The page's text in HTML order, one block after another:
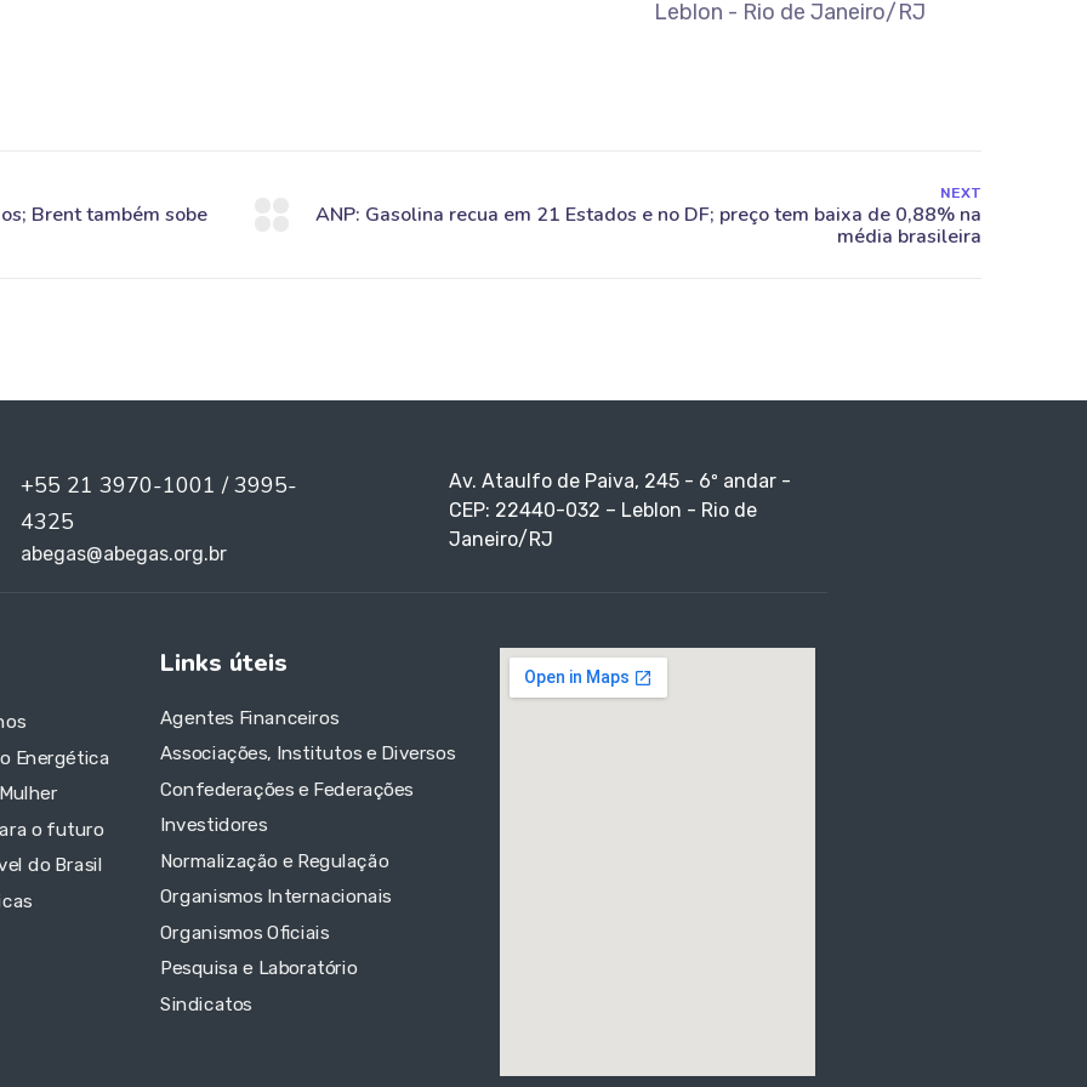
Leblon - Rio de Janeiro/RJ
NEXT
+55 21 3970-1001 / 3995-
4325
abegas@abegas.org.br
Av. Ataulfo de Paiva, 245 - 6º andar -
CEP: 22440-032 – Leblon - Rio de
Janeiro/RJ
Energética
o futuro
do Brasil
Links úteis
Agentes Financeiros
Associações, Institutos e Diversos
Confederações e Federações
Investidores
Normalização e Regulação
Organismos Internacionais
Organismos Oficiais
Pesquisa e Laboratório
Sindicatos